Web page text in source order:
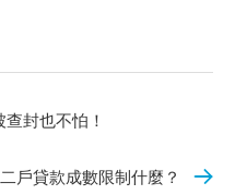
封也不怕！
戶貸款成數限制什麼？